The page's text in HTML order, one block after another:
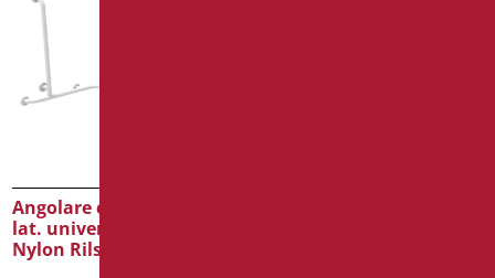
Angolare con verticale
lat. universale dx/sx –
Nylon Rilsan bianco